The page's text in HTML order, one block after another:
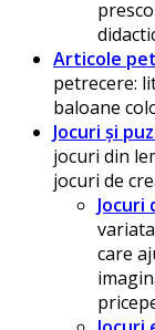
Articole
petrecere:
baloane
Jocuri și
jocuri din
jocuri de
Jocuri
care